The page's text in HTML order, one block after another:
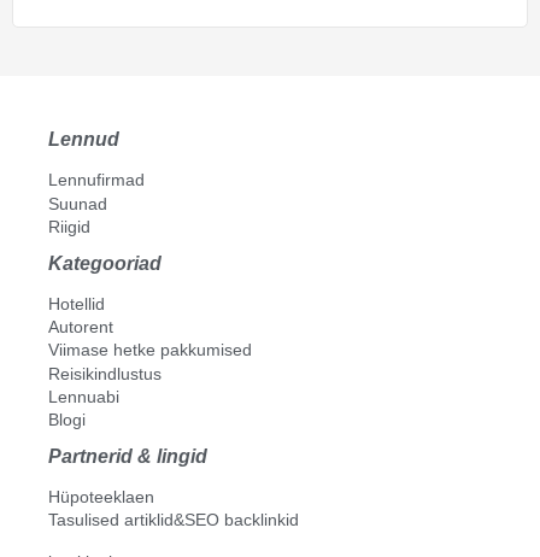
Lennud
Lennufirmad
Suunad
Riigid
Kategooriad
Hotellid
Autorent
Viimase hetke pakkumised
Reisikindlustus
Lennuabi
Blogi
Partnerid & lingid
Hüpoteeklaen
Tasulised artiklid&SEO backlinkid